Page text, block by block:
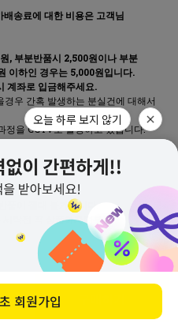
송료에 대한 비용은 고객님
, 부분반품시 2,500원이나 부분
이하인 경우는 5,000원입니다.
계좌로 입금해주세요.
우 간혹 발생하는 분실건에 대해서
정을 CCTV로 촬영하고 있습니다.
품이 절대 불가합니다.
세탁전 꼭 상품하자여부를
경우
손상되어 재판매가 불가능한 경우
오늘 하루 보지 않기
회원가입